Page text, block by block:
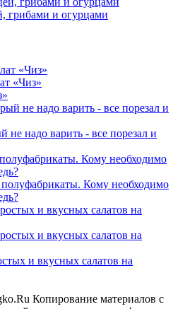
грибами и огурцами
«Чиз»
«Чиз»
не надо варить - все порезал и
не надо варить - все порезал и
Кому необходимо
Кому необходимо
и вкусных салатов на
и вкусных салатов на
и вкусных салатов на
Копирование материалов с